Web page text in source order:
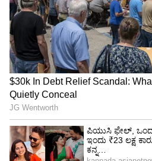
ಐತಿಹಾಸಿಕ ಕಾರ್ಯ ಯಶಸ್ವಿ
ರಾಜ್ಯದಲ್ಲಿನ ಲಂಬಾಣಿ
ನಾಯಕರ ಹಟ್ಟಿಗಳ ನಿವಾಸಿಗಳಿಗೆ